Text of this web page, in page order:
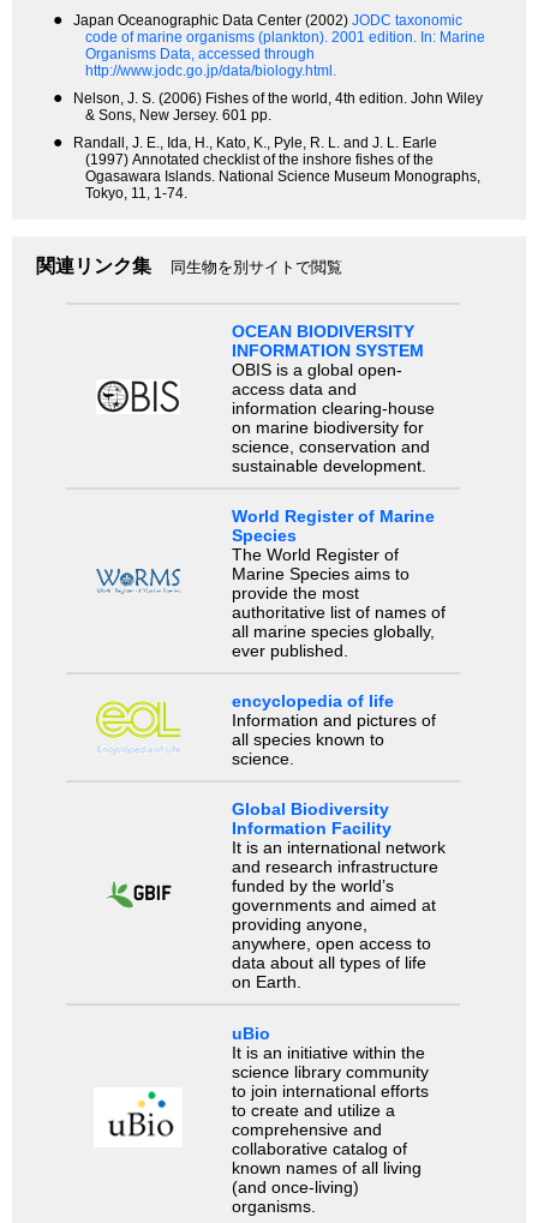
● Japan Oceanographic Data Center (2002) JODC taxonomic
code of marine organisms (plankton). 2001 edition. In: Marine
Organisms Data, accessed through
http://www.jodc.go.jp/data/biology.html.
●
Nelson, J. S. (2006) Fishes of the world, 4th edition. John Wiley
& Sons, New Jersey. 601 pp.
●
Randall, J. E., Ida, H., Kato, K., Pyle, R. L. and J. L. Earle
(1997) Annotated checklist of the inshore fishes of the
Ogasawara Islands. National Science Museum Monographs,
Tokyo, 11, 1-74.
関連リンク集 同生物を別サイトで閲覧
OCEAN BIODIVERSITY
INFORMATION SYSTEM
OBIS is a global open-
access data and
information clearing-house
on marine biodiversity for
science, conservation and
sustainable development.
World Register of Marine
Species
The World Register of
Marine Species aims to
provide the most
authoritative list of names of
all marine species globally,
ever published.
encyclopedia of life
Information and pictures of
all species known to
science.
Global Biodiversity
Information Facility
It is an international network
and research infrastructure
funded by the world’s
governments and aimed at
providing anyone,
anywhere, open access to
data about all types of life
on Earth.
uBio
It is an initiative within the
science library community
to join international efforts
to create and utilize a
comprehensive and
collaborative catalog of
known names of all living
(and once-living)
organisms.